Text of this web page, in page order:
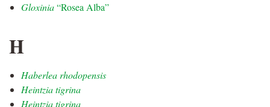
Gloxinia“Rosea Alba”
H
Haberlea rhodopensis
Heintzia tigrina
Heintzia tigrina